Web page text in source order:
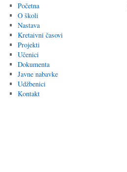
Početna
O školi
Nastava
Kretaivni časovi
Projekti
Učenici
Dokumenta
Javne nabavke
Udžbenici
Kontakt